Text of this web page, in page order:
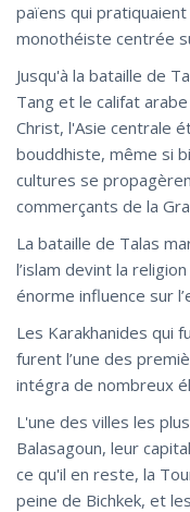
païens qui
monothéiste centrée
Jusqu'à la bataille de
Tang et le califat
Christ, l'Asie centrale
bouddhiste, même si
cultures se
commerçants de la
La bataille de Talas
l’islam devint la
énorme influence sur
Les Karakhanides qui
furent l’une des
intégra de nombreux
L'une des villes les
Balasagoun, leur
ce qu'il en reste, la
peine de Bichkek, et